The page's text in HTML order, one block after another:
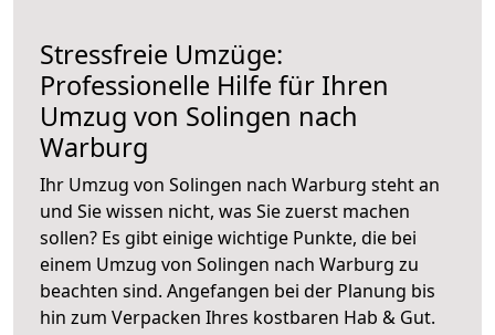
Stressfreie Umzüge:
Professionelle Hilfe für Ihren
Umzug von Solingen nach
Warburg
Ihr Umzug von Solingen nach Warburg steht an
und Sie wissen nicht, was Sie zuerst machen
sollen? Es gibt einige wichtige Punkte, die bei
einem Umzug von Solingen nach Warburg zu
beachten sind. Angefangen bei der Planung bis
hin zum Verpacken Ihres kostbaren Hab & Gut.